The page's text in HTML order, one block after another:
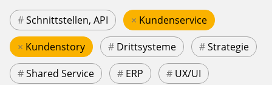
#Schnittstellen, API × Kundenservice
× Kundenstory # Drittsysteme #Strategie
#Shared Service # ERP # UX/UI